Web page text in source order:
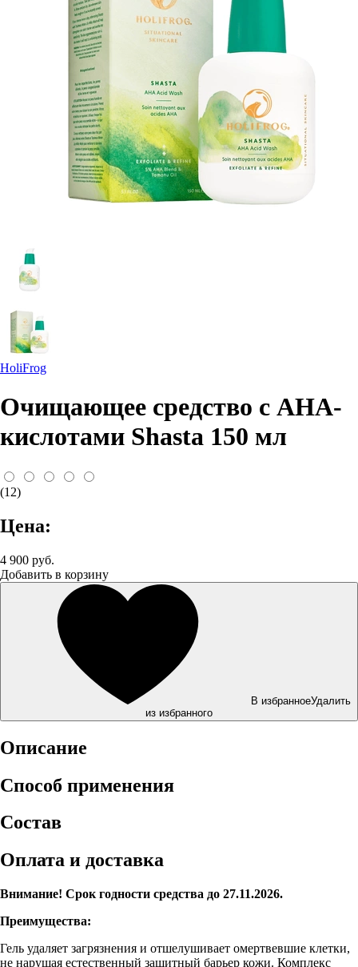
HoliFrog
Очищающее средство с AHA-
кислотами Shasta 150 мл
(12)
Цена:
4 900 руб.
Добавить в корзину
В избранноеУдалить
из избранного
Описание
Способ применения
Состав
Оплата и доставка
Внимание! Срок годности средства до 27.11.2026.
Преимущества:
Гель удаляет загрязнения и отшелушивает омертвевшие клетки,
не нарушая естественный защитный барьер кожи. Комплекс